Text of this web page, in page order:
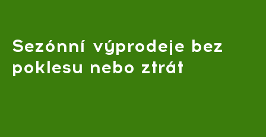
Sezónní výprodeje bez
poklesu nebo ztrát